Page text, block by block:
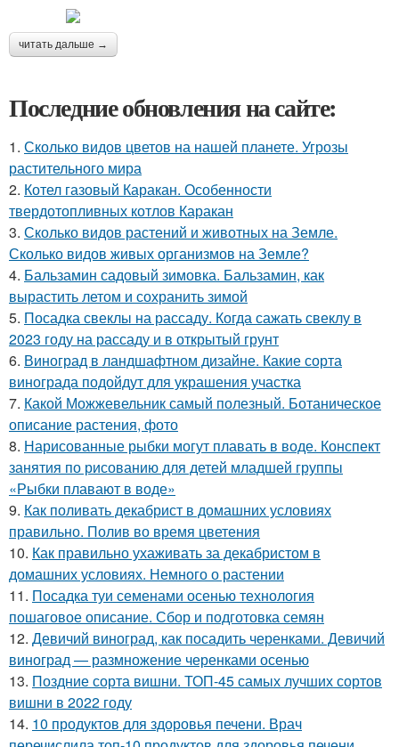
читать дальше →
Последние обновления на сайте:
1. Сколько видов цветов на нашей планете. Угрозы
растительного мира
2. Котел газовый Каракан. Особенности
твердотопливных котлов Каракан
3. Сколько видов растений и животных на Земле.
Сколько видов живых организмов на Земле?
4. Бальзамин садовый зимовка. Бальзамин, как
вырастить летом и сохранить зимой
5. Посадка свеклы на рассаду. Когда сажать свеклу в
2023 году на рассаду и в открытый грунт
6. Виноград в ландшафтном дизайне. Какие сорта
винограда подойдут для украшения участка
7. Какой Можжевельник самый полезный. Ботаническое
описание растения, фото
8. Нарисованные рыбки могут плавать в воде. Конспект
занятия по рисованию для детей младшей группы
«Рыбки плавают в воде»
9. Как поливать декабрист в домашних условиях
правильно. Полив во время цветения
10. Как правильно ухаживать за декабристом в
домашних условиях. Немного о растении
11. Посадка туи семенами осенью технология
пошаговое описание. Сбор и подготовка семян
12. Девичий виноград, как посадить черенками. Девичий
виноград — размножение черенками осенью
13. Поздние сорта вишни. ТОП-45 самых лучших сортов
вишни в 2022 году
14. 10 продуктов для здоровья печени. Врач